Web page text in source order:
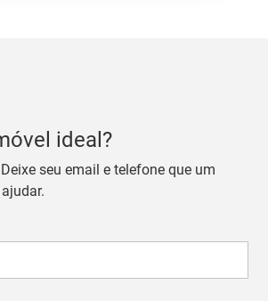
ideal?
seu email e telefone que um